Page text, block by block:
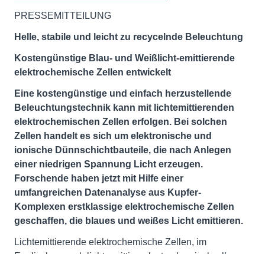
PRESSEMITTEILUNG
Helle, stabile und leicht zu recycelnde Beleuchtung
Kostengünstige Blau- und Weißlicht-emittierende
elektrochemische Zellen entwickelt
Eine kostengünstige und einfach herzustellende
Beleuchtungstechnik kann mit lichtemittierenden
elektrochemischen Zellen erfolgen. Bei solchen
Zellen handelt es sich um elektronische und
ionische Dünnschichtbauteile, die nach Anlegen
einer niedrigen Spannung Licht erzeugen.
Forschende haben jetzt mit Hilfe einer
umfangreichen Datenanalyse aus Kupfer-
Komplexen erstklassige elektrochemische Zellen
geschaffen, die blaues und weißes Licht emittieren.
Lichtemittierende elektrochemische Zellen, im